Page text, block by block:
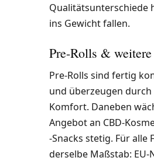
Qualitätsunterschiede
ins Gewicht fallen.
Pre-Rolls &
Pre-Rolls sind fertig
und überzeugen durch
Komfort. Daneben
Angebot an CBD-
-Snacks stetig. Für alle
derselbe Maßstab: EU-